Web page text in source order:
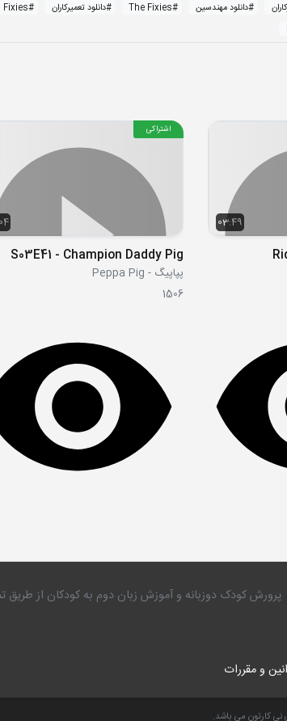
#دانلود مهندسین #
The Fixies
#دانلود تعمیرکاران #
Fixies
03:49
اشتراکی
S03E41 - Champion Daddy Pig
پپاپیگ - Peppa Pig
1506
پرورش کودک دوزبانه و آموزش زبان دوم به کودکان از
و مقررات
کارتون می باشد.